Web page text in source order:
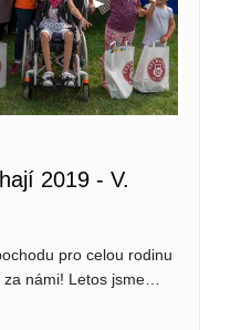
2019 - V.
pro celou rodinu
námi! Letos jsme…